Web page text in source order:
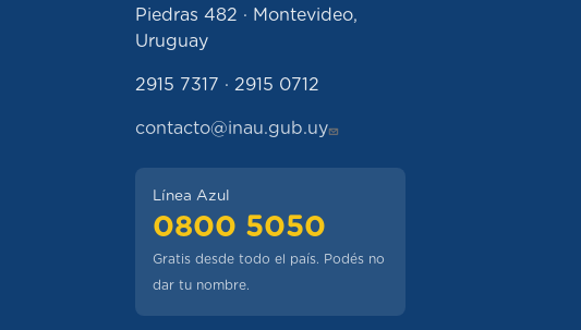
Piedras 482 · Montevideo,
Uruguay
2915 7317 · 2915 0712
contacto@inau.gub.uy
Línea Azul
0800 5050
Gratis desde todo el país. Podés no
dar tu nombre.